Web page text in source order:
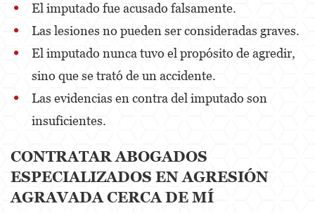
El imputado fue acusado falsamente.
Las lesiones no pueden ser consideradas graves.
El imputado nunca tuvo el propósito de agredir,
sino que se trató de un accidente.
Las evidencias en contra del imputado son
insuficientes.
CONTRATAR ABOGADOS
ESPECIALIZADOS EN AGRESIÓN
AGRAVADA CERCA DE MÍ